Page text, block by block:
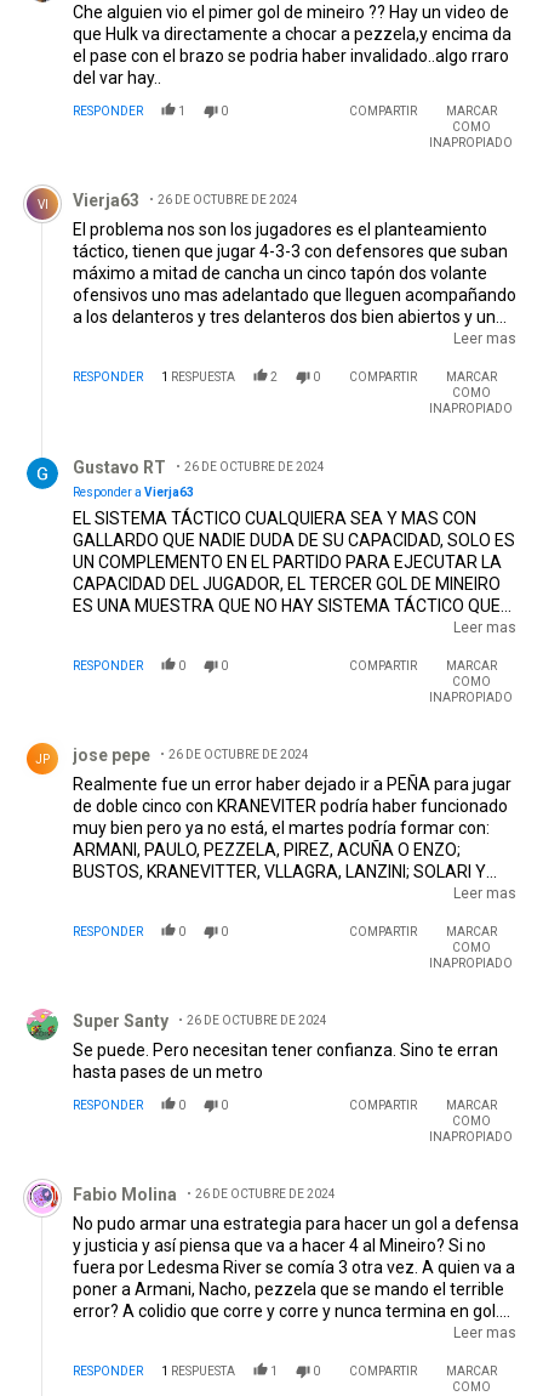
Che alguien vio el pimer gol de mineiro ?? Hay un video de
que Hulk va directamente a chocar a pezzela,y encima da
el pase con el brazo se podria haber invalidado..algo rraro
del var hay..
RESPONDER 1 0 COMPARTIR
MARCAR
COMO
INAPROPIADO
Comentario de Vierja63.
VI Vierja63 26 DE OCTUBRE DE 2024
El problema nos son los jugadores es el planteamiento
táctico, tienen que jugar 4-3-3 con defensores que suban
máximo a mitad de cancha un cinco tapón dos volante
ofensivos uno mas adelantado que lleguen acompañando
a los delanteros y tres delanteros dos bien abiertos y un
central , de esa manera nunca quedas mal parado y evitas
jugador en su puesto natural , lo demás es verso y humo
Leer mas
RESPONDER 1 RESPUESTA 2 0 COMPARTIR
MARCAR
COMO
INAPROPIADO
Gustavo RT
26 DE OCTUBRE DE 2024
Responder a Vierja63
EL SISTEMA TÁCTICO CUALQUIERA SEA Y MAS CON
GALLARDO QUE NADIE DUDA DE SU CAPACIDAD, SOLO ES
UN COMPLEMENTO EN EL PARTIDO PARA EJECUTAR LA
CAPACIDAD DEL JUGADOR, EL TERCER GOL DE MINEIRO
ES UNA MUESTRA QUE NO HAY SISTEMA TÁCTICO QUE
SE SOSTENGA. ENTONCES LO QUE HAY SON FALENCIAS
E INTELIGENCIA
Leer mas
RESPONDER 0 0 COMPARTIR
MARCAR
COMO
INAPROPIADO
JP jose pepe 26 DE OCTUBRE DE 2024
Realmente fue un error haber dejado ir a PEÑA para jugar
de doble cinco con KRANEVITER podría haber funcionado
muy bien pero ya no está, el martes podría formar con:
ARMANI, PAULO, PEZZELA, PIREZ, ACUÑA O ENZO;
BUSTOS, KRANEVITTER, VLLAGRA, LANZINI; SOLARI Y
COLIDIO, a BORJA lo quiero siempre dentro del equipo
a llegar no es culpa de MIGUEL, NACHO y SIMÓN con
piernas frescas para el segundo tiempo, que se va a
Leer mas
RESPONDER 0 0 COMPARTIR
MARCAR
COMO
INAPROPIADO
Super Santy 26 DE OCTUBRE DE 2024
Se puede. Pero necesitan tener confianza. Sino te erran
hasta pases de un metro
RESPONDER 0 0 COMPARTIR
MARCAR
COMO
INAPROPIADO
Comentario de Fabio Molina.
Fabio Molina 26 DE OCTUBRE DE 2024
No pudo armar una estrategia para hacer un gol a defensa
y justicia y así piensa que va a hacer 4 al Mineiro? Si no
fuera por Ledesma River se comía 3 otra vez. A quien va a
poner a Armani, Nacho, pezzela que se mando el terrible
error? A colidio que corre y corre y nunca termina en gol.
Ya sabemos el mismo equipo de siempre, el arquero que
medio campo q pierde todas las pelotas y la defensa que
Leer mas
RESPONDER 1 RESPUESTA 1 0 COMPARTIR
MARCAR
COMO